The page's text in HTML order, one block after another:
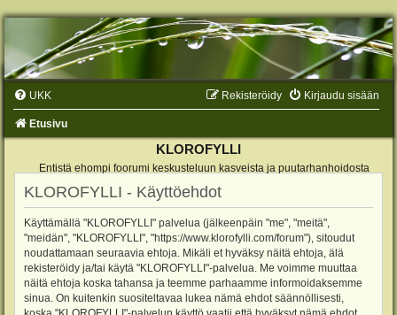
UKK Kirjaudu sisään
Rekisteröidy
Etusivu
KLOROFYLLI
Entistä ehompi foorumi keskusteluun kasveista ja puutarhanhoidosta
KLOROFYLLI - Käyttöehdot
Käyttämällä "KLOROFYLLI" palvelua (jälkeenpäin "me", "meitä",
"meidän", "KLOROFYLLI", "https://www.klorofylli.com/forum"), sitoudut
noudattamaan seuraavia ehtoja. Mikäli et hyväksy näitä ehtoja, älä
rekisteröidy ja/tai käytä "KLOROFYLLI"-palvelua. Me voimme muuttaa
näitä ehtoja koska tahansa ja teemme parhaamme informoidaksemme
sinua. On kuitenkin suositeltavaa lukea nämä ehdot säännöllisesti,